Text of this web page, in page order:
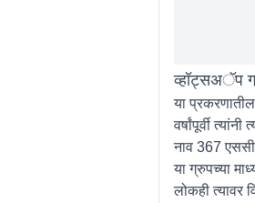
व्हॉट्सअॅप
या
वर्षांपूर्वी
नाव 367 एससी
या ग्रुपच्या
लोकही त्यावर